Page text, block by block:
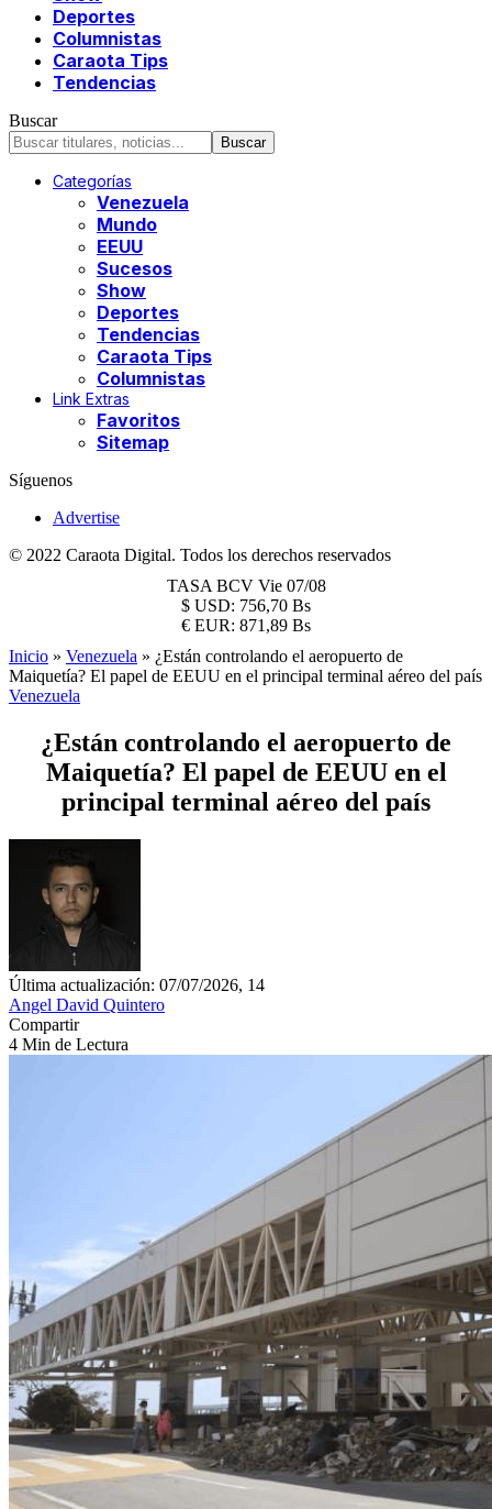
Deportes
Columnistas
Caraota Tips
Tendencias
Buscar
Categorías
Venezuela
Mundo
EEUU
Sucesos
Show
Deportes
Tendencias
Caraota Tips
Columnistas
Link Extras
Favoritos
Sitemap
Síguenos
Advertise
© 2022 Caraota Digital. Todos los derechos reservados
TASA BCV Vie 07/08
$ USD: 756,70 Bs
€ EUR: 871,89 Bs
Inicio » Venezuela » ¿Están controlando el aeropuerto de
Maiquetía? El papel de EEUU en el principal terminal aéreo del país
Venezuela
¿Están controlando el aeropuerto de
Maiquetía? El papel de EEUU en el
principal terminal aéreo del país
Última actualización: 07/07/2026, 14
Angel David Quintero
Compartir
4 Min de Lectura